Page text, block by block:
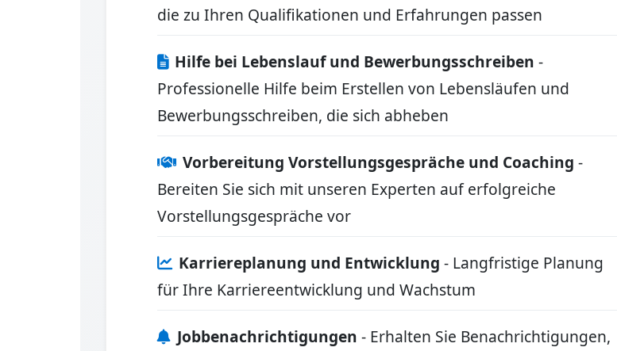
die zu Ihren Qualifikationen und Erfahrungen passen
Hilfe bei Lebenslauf und Bewerbungsschreiben -
Professionelle Hilfe beim Erstellen von Lebensläufen und
Bewerbungsschreiben, die sich abheben
Vorbereitung Vorstellungsgespräche und Coaching -
Bereiten Sie sich mit unseren Experten auf erfolgreiche
Vorstellungsgespräche vor
Karriereplanung und Entwicklung - Langfristige Planung
für Ihre Karriereentwicklung und Wachstum
Jobbenachrichtigungen - Erhalten Sie Benachrichtigungen,